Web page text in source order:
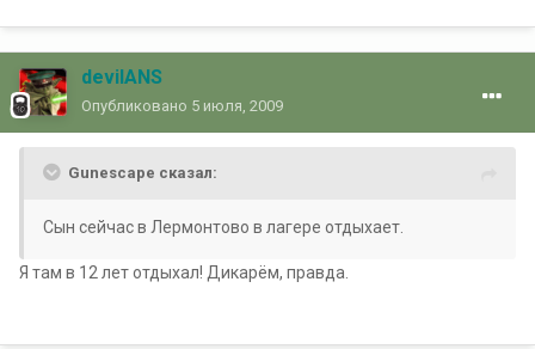
devilANS
Опубликовано 5 июля, 2009
Gunescape сказал:
Сын сейчас в Лермонтово в лагере отдыхает.
Я там в 12 лет отдыхал! Дикарём, правда.